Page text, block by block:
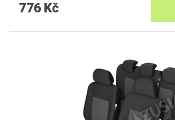
776 Kč